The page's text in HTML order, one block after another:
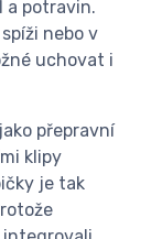
a potravin.
nebo v
uchovat i
přepravní
klipy
je tak